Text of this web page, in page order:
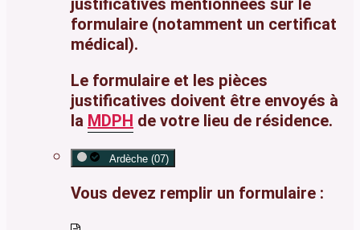
formulaire (notamment un certificat
médical).
Le formulaire et les pièces
justificatives doivent être envoyés à
la MDPH de votre lieu de résidence.
Ardèche (07)
Vous devez remplir un formulaire :